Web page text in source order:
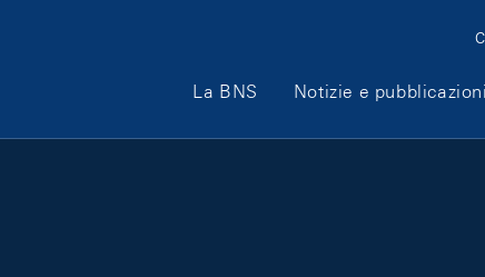
Main Navigation
La BNS Notizie e pubblicazioni